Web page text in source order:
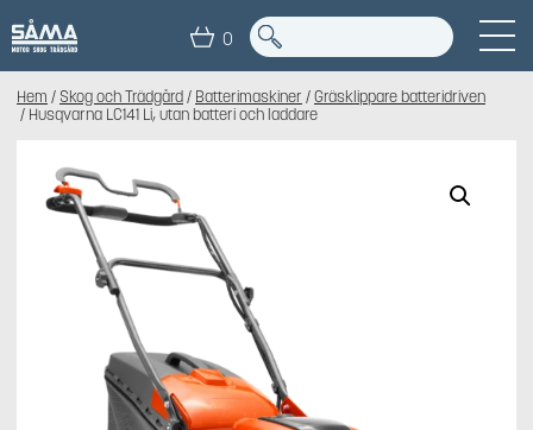
0
Hem / Skog och Trädgård/ Batterimaskiner /Gräsklippare batteridriven
/ Husqvarna LC141 Li, utan batteri och laddare